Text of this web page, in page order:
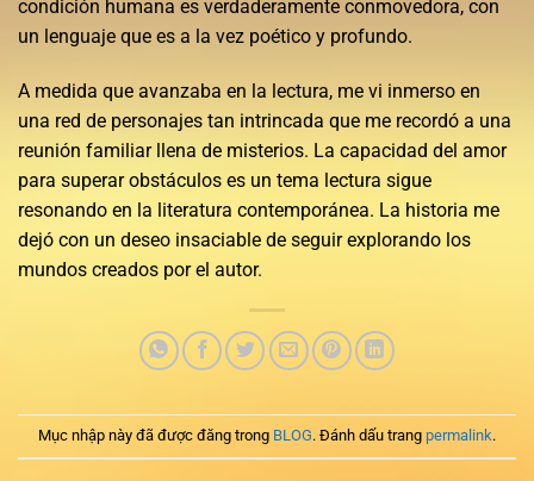
condición humana es verdaderamente conmovedora, con
un lenguaje que es a la vez poético y profundo.
A medida que avanzaba en la lectura, me vi inmerso en
una red de personajes tan intrincada que me recordó a una
reunión familiar llena de misterios. La capacidad del amor
para superar obstáculos es un tema lectura sigue
resonando en la literatura contemporánea. La historia me
dejó con un deseo insaciable de seguir explorando los
mundos creados por el autor.
Mục nhập này đã được đăng trong BLOG. Đánh dấu trang permalink.